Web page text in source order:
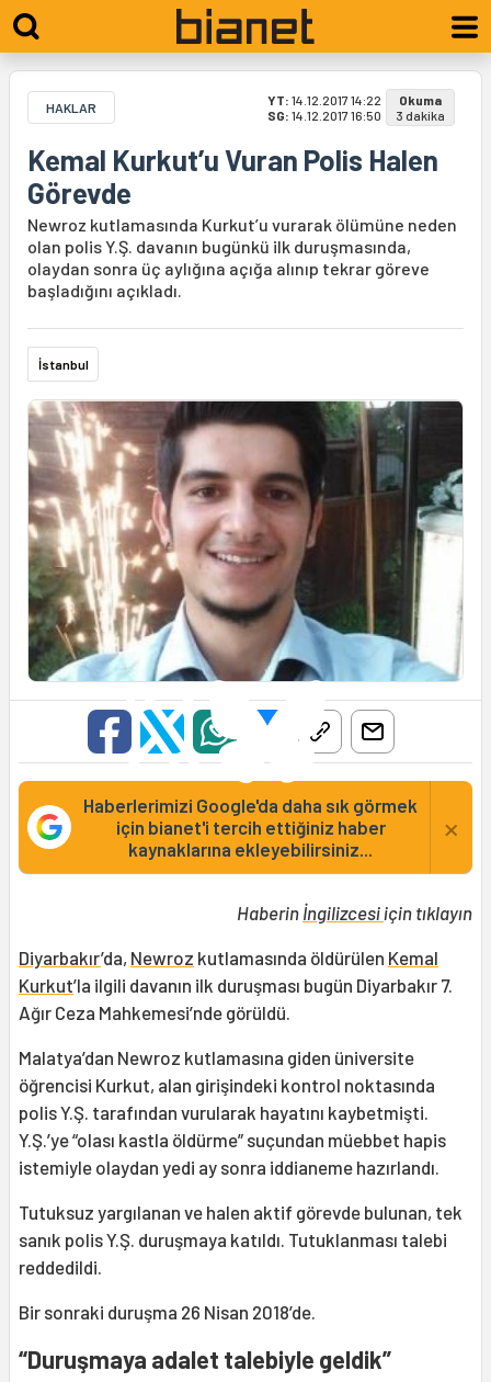
HAKLAR YT: 14.12.2017 14:22
SG: 14.12.2017 16:50
Okuma
3 dakika
Kemal Kurkut’u Vuran Polis Halen
Görevde
Newroz kutlamasında Kurkut’u vurarak ölümüne neden
olan polis Y.Ş. davanın bugünkü ilk duruşmasında,
olaydan sonra üç aylığına açığa alınıp tekrar göreve
başladığını açıkladı.
İstanbul
Haberlerimizi Google'da daha sık görmek
için bianet'i tercih ettiğiniz haber
kaynaklarına ekleyebilirsiniz...
×
Haberin İngilizcesiiçin tıklayın
Diyarbakır’da, Newroz kutlamasında öldürülen Kemal
Kurkut’la ilgili davanın ilk duruşması bugün Diyarbakır 7.
Ağır Ceza Mahkemesi’nde görüldü.
Malatya’dan Newroz kutlamasına giden üniversite
öğrencisi Kurkut, alan girişindeki kontrol noktasında
polis Y.Ş. tarafından vurularak hayatını kaybetmişti.
Y.Ş.’ye “olası kastla öldürme” suçundan müebbet hapis
istemiyle olaydan yedi ay sonra iddianeme hazırlandı.
Tutuksuz yargılanan ve halen aktif görevde bulunan, tek
sanık polis Y.Ş. duruşmaya katıldı. Tutuklanması talebi
reddedildi.
Bir sonraki duruşma 26 Nisan 2018’de.
“Duruşmaya adalet talebiyle geldik”